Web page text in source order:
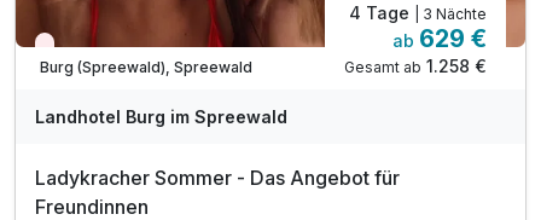
Nur noch Restplätze
Burg (Spreewald), Spreewald
4 Tage | 3 Nächte
ab 629 €
Gesamt ab 1.258 €
Landhotel Burg im Spreewald
Ladykracher Sommer - Das Angebot für
Freundinnen